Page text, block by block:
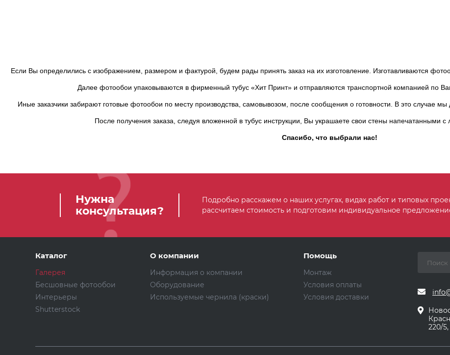
Если Вы определились с изображением, размером и фактурой, будем рады принять заказ на их изготовление. Изготавливаются
Далее фотообои упаковываются в фирменный тубус «Хит Принт» и отправляются транспортной компанией по
Иные заказчики забирают готовые фотообои по месту производства, самовывозом, после сообщения о готовности. В это случае
После получения заказа, следуя вложенной в тубус инструкции, Вы украшаете свои стены напечатанными
Спасибо, что выбрали нас!
Нужна
консультация?
Подробно расскажем о наших услугах, видах работ и типовых
рассчитаем стоимость и подготовим индивидуальное
Каталог
Галерея
Бесшовные фотообои
Интерьеры
Shutterstock
О компании
Информация о компании
Оборудование
Используемые чернила (краски)
Помощь
Монтаж
Условия оплаты
Условия доставки
220/5,